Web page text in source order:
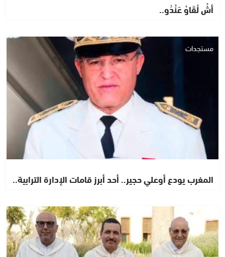
أشْ لْقَاوْ عَنْدُو..
مستجدات
المغرب يودع أوعلي حجير.. أحد أبرز قامات الإدارة الترابية..
مستجدات